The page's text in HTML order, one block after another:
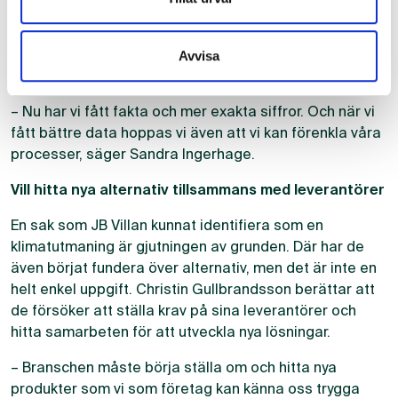
Avvisa
Sandra Ingerhage berättar att medvetenheten kring
vissa materials klimatpåverkan funnits sedan tidigare
men att arbetet i BM gett dem en tydligare bild.
– Nu har vi fått fakta och mer exakta siffror. Och när vi
fått bättre data hoppas vi även att vi kan förenkla våra
processer, säger Sandra Ingerhage.
Vill hitta nya alternativ tillsammans med leverantörer
En sak som JB Villan kunnat identifiera som en
klimatutmaning är gjutningen av grunden. Där har de
även börjat fundera över alternativ, men det är inte en
helt enkel uppgift. Christin Gullbrandsson berättar att
de försöker att ställa krav på sina leverantörer och
hitta samarbeten för att utveckla nya lösningar.
– Branschen måste börja ställa om och hitta nya
produkter som vi som företag kan känna oss trygga